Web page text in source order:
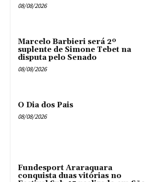
08/08/2026
Marcelo Barbieri será 2º
suplente de Simone Tebet na
disputa pelo Senado
08/08/2026
O Dia dos Pais
08/08/2026
Fundesport Araraquara
conquista duas vitórias no